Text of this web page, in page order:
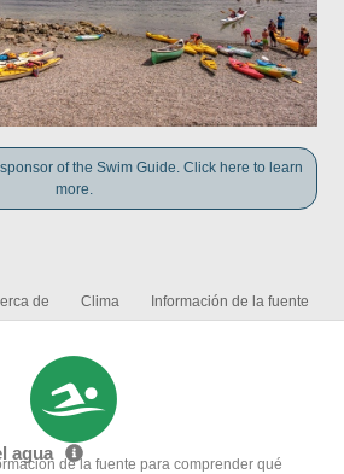
of the Swim Guide. Click here to learn
more.
de Clima Información de la fuente
agua de la fuente para comprender qué